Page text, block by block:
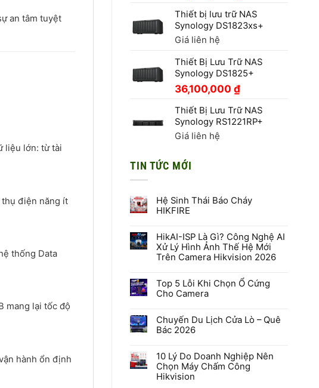
Thiết bị lưu trữ NAS
Synology DS1823xs+
Giá liên hệ
Thiết Bị Lưu Trữ NAS
Synology DS1825+
36,100,000 ₫
Thiết Bị Lưu Trữ NAS
Synology RS1221RP+
Giá liên hệ
TIN TỨC MỚI
Hệ Sinh Thái Báo Cháy
HIKFIRE
bình
luận
ở
Hệ
Báo
Cháy
HIKFIRE
HikAI-ISP Là Gì? Công Nghệ AI
Xử Lý Hình Ảnh Thế Hệ Mới
Trên Camera Hikvision 2026
bình
luận
ở
Là
Gì?
Công
Xử
Lý
Hình
Ảnh
Top 5 Lỗi Khi Chọn Ổ Cứng
Cho Camera
bình
luận
ở
Lỗi
Khi
Chọn
Ổ
Chuyến Du Lịch Cửa Lò – Quê
Bác 2026
bình
luận
ở
Chuyến
10 Lý Do Doanh Nghiệp Nên
Chọn Máy Chấm Công
Hikvision
an tâm tuyệt
liệu lớn: từ tài
thụ điện năng ít
thống Data
mang lại tốc độ
hành ổn định